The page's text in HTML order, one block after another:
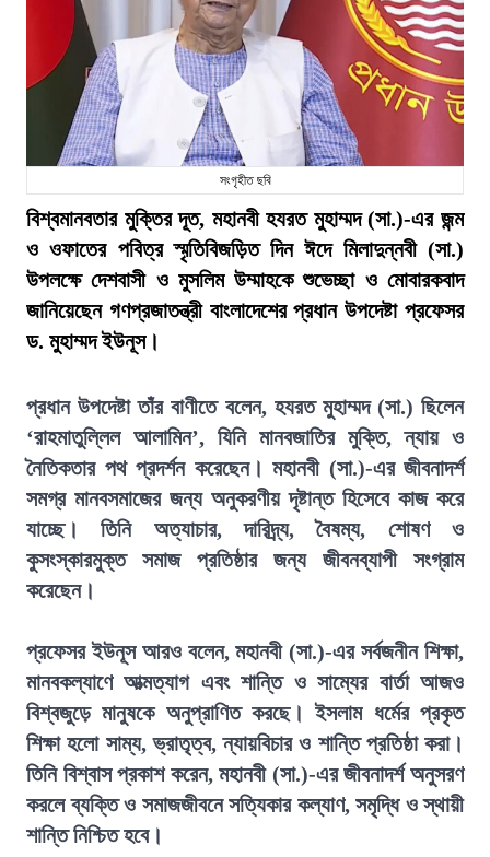
সংগৃহীত ছবি
বিশ্বমানবতার মুক্তির দূত, মহানবী হযরত মুহাম্মদ (সা.)-এর জন্ম
ও ওফাতের পবিত্র স্মৃতিবিজড়িত দিন ঈদে মিলাদুন্নবী (সা.)
উপলক্ষে দেশবাসী ও মুসলিম উম্মাহকে শুভেচ্ছা ও মোবারকবাদ
জানিয়েছেন গণপ্রজাতন্ত্রী বাংলাদেশের প্রধান উপদেষ্টা প্রফেসর
ড. মুহাম্মদ ইউনূস।
প্রধান উপদেষ্টা তাঁর বাণীতে বলেন, হযরত মুহাম্মদ (সা.) ছিলেন
‘রাহমাতুল্লিল আলামিন’, যিনি মানবজাতির মুক্তি, ন্যায় ও
নৈতিকতার পথ প্রদর্শন করেছেন। মহানবী (সা.)-এর জীবনাদর্শ
সমগ্র মানবসমাজের জন্য অনুকরণীয় দৃষ্টান্ত হিসেবে কাজ করে
যাচ্ছে। তিনি অত্যাচার, দারিদ্র্য, বৈষম্য, শোষণ ও
কুসংস্কারমুক্ত সমাজ প্রতিষ্ঠার জন্য জীবনব্যাপী সংগ্রাম
করেছেন।
প্রফেসর ইউনূস আরও বলেন, মহানবী (সা.)-এর সর্বজনীন শিক্ষা,
মানবকল্যাণে আত্মত্যাগ এবং শান্তি ও সাম্যের বার্তা আজও
বিশ্বজুড়ে মানুষকে অনুপ্রাণিত করছে। ইসলাম ধর্মের প্রকৃত
শিক্ষা হলো সাম্য, ভ্রাতৃত্ব, ন্যায়বিচার ও শান্তি প্রতিষ্ঠা করা।
তিনি বিশ্বাস প্রকাশ করেন, মহানবী (সা.)-এর জীবনাদর্শ অনুসরণ
করলে ব্যক্তি ও সমাজজীবনে সত্যিকার কল্যাণ, সমৃদ্ধি ও স্থায়ী
শান্তি নিশ্চিত হবে।